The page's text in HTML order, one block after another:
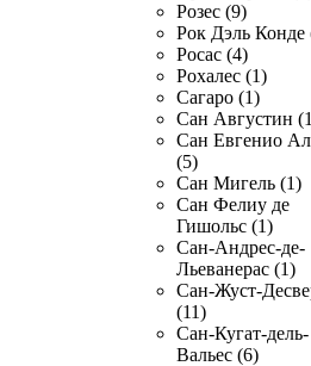
Розес (9)
Рок Дэль Конде
Росас (4)
Рохалес (1)
Сагаро (1)
Сан Августин
Сан Евгенио
(5)
Сан Мигель (1)
Сан Фелиу де
Гишольс (1)
Сан-Андрес-де-
Льеванерас (1)
Сан-Жуст-
(11)
Сан-Кугат-дель-
Вальес (6)